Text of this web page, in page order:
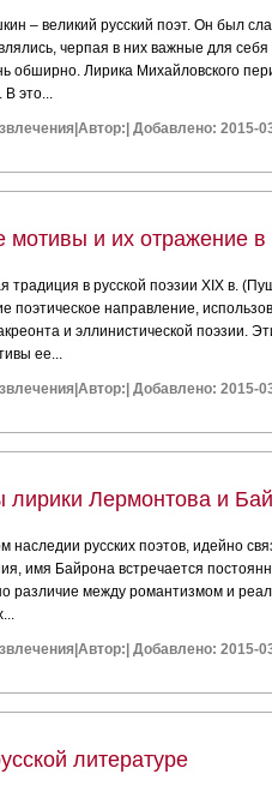
– великий русский поэт. Он был
черпая в них важные для
обширно. Лирика Михайловского
В это...
|Автор: Добавлено: 2015-
мотивы и их отражение
традиция в русской поэзии XIX в.
поэтическое направление,
и эллинистической поэзии.
ее...
|Автор: Добавлено: 2015-
Лермонтова и
наследии русских поэтов, идейно
имя Байрона встречается
различие между романтизмом и
|Автор: Добавлено: 2015-
литературе